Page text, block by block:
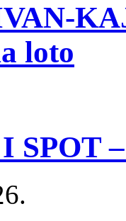
loto
SPOT